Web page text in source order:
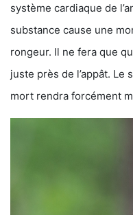
système cardiaque de
substance cause une
rongeur. Il ne fera que
juste près de l’appât. Le
mort rendra forcément